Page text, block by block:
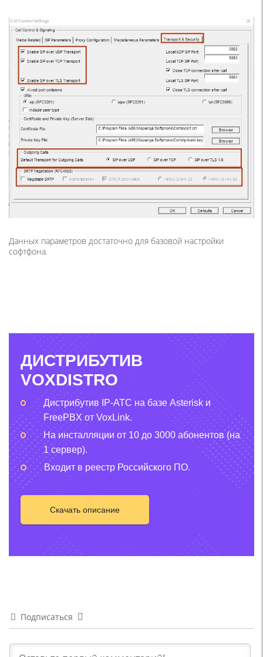
Данных параметров достаточно для базовой настройки
софтфона.
ДИСТРИБУТИВ
VOXDISTRO
Дистрибутив IP-АТС на базе Asterisk и
FreePBX от VoxLink.
На инсталляции от 10 до 3000 абонентов (на
1 сервер).
Входит в реестр Российского ПО.
Скачать описание
Подписаться